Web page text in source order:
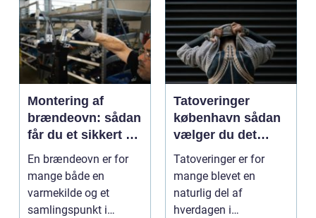
Montering af
brændeovn: sådan
får du et sikkert og
smukt resultat
En brændeovn er for
mange både en
varmekilde og et
samlingspunkt i
Tatoveringer
københavn sådan
vælger du det
rigtige studie
Tatoveringer er for
mange blevet en
naturlig del af
hverdagen i